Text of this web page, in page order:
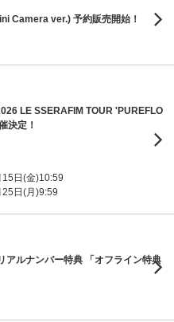
Camera ver.) 予約販売開始！
LE SSERAFIM TOUR 'PUREFLO
決定！
15日(金)10:59
25日(月)9:59
アルナンバー特典 「オフライン特典